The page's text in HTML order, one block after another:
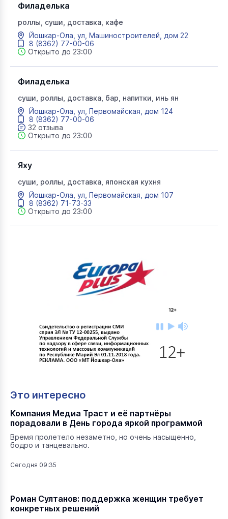
Филаделька
роллы, суши, доставка, кафе
Йошкар-Ола, ул, Машиностроителей, дом 22
8 (8362) 77-00-06
Открыто до 23:00
Филаделька
суши, роллы, доставка, бар, напитки, инь ян
Йошкар-Ола, ул, Первомайская, дом 124
8 (8362) 77-00-06
32 отзыва
Открыто до 23:00
Яху
суши, роллы, доставка, японская кухня
Йошкар-Ола, ул, Первомайская, дом 107
8 (8362) 71-73-33
Открыто до 23:00
Это интересно
Компания Медиа Траст и её партнёры
порадовали в День города яркой программой
Время пролетело незаметно, но очень насыщенно,
бодро и танцевально.
Сегодня 09:35
Роман Султанов: поддержка женщин требует
конкретных решений